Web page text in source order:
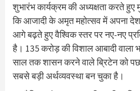
शुभारंभ कार्यक्रम की अध्यक्षता करते हुए
कि आजादी के अमृत महोत्सव में अपना देश
आगे बढ़ते हुए वैश्विक स्तर पर नए-नए
है। 135 करोड़ की विशाल आबादी
साल तक शासन करने वाले ब्रिटेन को
सबसे बड़ी अर्थव्यवस्था बन चुका है।